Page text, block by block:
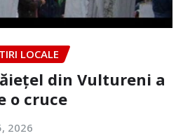
LOCALE
din Vultureni a
o cruce
2026